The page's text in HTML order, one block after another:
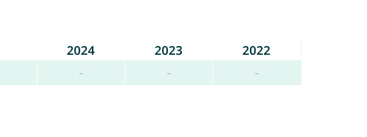
2024 2023
2022
- - -